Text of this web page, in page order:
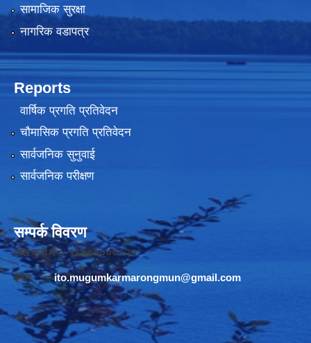
सामाजिक सुरक्षा
नागरिक वडापत्र
Reports
वार्षिक प्रगति प्रतिवेदन
चौमासिक प्रगति प्रतिवेदन
सार्वजनिक सुनुवाई
सार्वजनिक परीक्षण
सम्पर्क विवरण
टोल फ्री नं :- १८१०५०००१२५
इमेल :ito.mugumkarmarongmun@gmail.com